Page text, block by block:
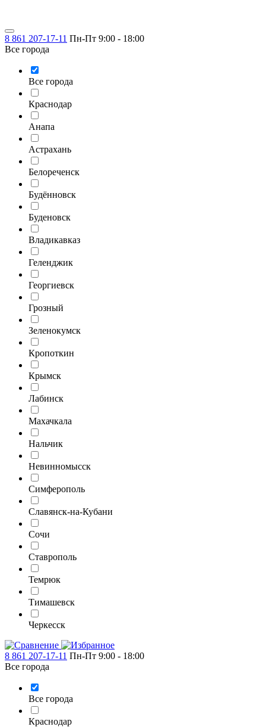
8 861 207-17-11 Пн-Пт 9:00 - 18:00
Все города
Все города
Краснодар
Анапа
Астрахань
Белореченск
Будённовск
Буденовск
Владикавказ
Геленджик
Георгиевск
Грозный
Зеленокумск
Кропоткин
Крымск
Лабинск
Махачкала
Нальчик
Невинномысск
Симферополь
Славянск-на-Кубани
Сочи
Ставрополь
Темрюк
Тимашевск
Черкесск
8 861 207-17-11 Пн-Пт 9:00 - 18:00
Все города
Все города
Краснодар